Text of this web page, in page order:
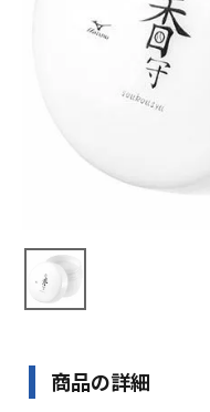
メルマガ登録
特定商取引法
商品の詳細